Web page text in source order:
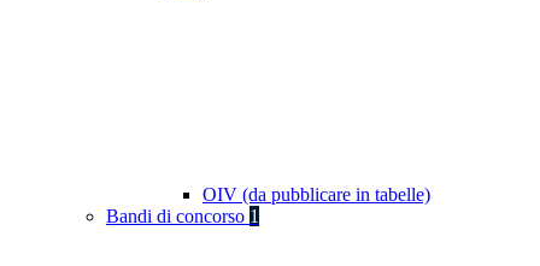
OIV (da pubblicare in tabelle)
Bandi di concorso 1